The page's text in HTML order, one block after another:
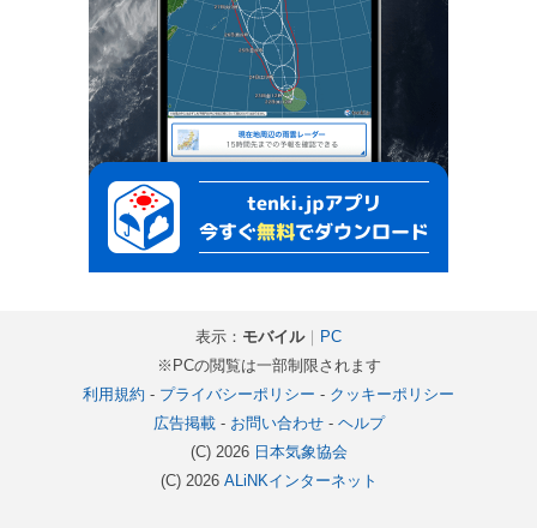
表示： モバイル｜ PC
※PCの閲覧は一部制限されます
利用規約 - プライバシーポリシー - クッキーポリシー
広告掲載- お問い合わせ- ヘルプ
(C) 2026 日本気象協会
(C) 2026 ALiNKインターネット